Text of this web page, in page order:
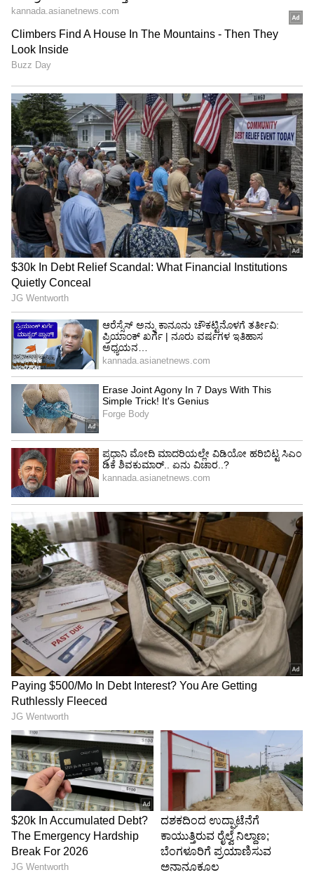
ಫುಟ್ಬಾಲ್‌: ವಿಯೆಟ್ನಾಂ, ಲೆಬನಾನ್‌ ವಿರುದ್ಧ ಸರಣಿ
ಆಡಿಲಿರುವ ಭಾರತ ತಂಡ
ನವದೆಹಲಿ: ಭಾರತದ ಪುರುಷರ ಫುಟ್ಬಾಲ್‌ ತಂಡ
ಅಕ್ಟೋಬರ್‌ನಲ್ಲಿ ವಿಯೆಟ್ನಾಂ ಹಾಗೂ ಲೆಬನಾನ್‌ ವಿರುದ್ಧ
ತ್ರಿಕೋನ ಸರಣಿಯಲ್ಲಿ ಆಡಲಿದೆ ಎಂದು ಭಾರತೀಯ
ಫುಟ್ಬಾಲ್‌ ಸಂಸ್ಥೆ(ಎಐಎಫ್‌ಎಫ್‌) ತಿಳಿಸಿದೆ. ಫಿಫಾ
ರ್‍ಯಾಂಕಿಂಗ್‌ನಲ್ಲಿ ಸದ್ಯ 124ನೇ ಸ್ಥಾನದಲ್ಲಿರುವ ಭಾರತ
ಅ.9ರಂದು ವಿಯೆಟ್ನಾಂ ವಿರುದ್ಧ ಸೆಣಸಲಿದ್ದು, ಬಳಿಕ
ಅ.12ರಂದು ಲೆಬನಾನ್‌ ವಿರುದ್ಧ ಆಡಲಿದೆ. ವಿಯೆಟ್ನಾಂ 116,
ಲೆಬನಾನ್‌ 117ನೇ ಸ್ಥಾನಗಳಲ್ಲಿವೆ. ಇತ್ತೀಚೆಗಷ್ಟೇ ಕೋಚ್‌
ಇಗೊರ್‌ ಸ್ಟಿಮಾಕ್‌ರನ್ನು ಎಐಎಫ್‌ಎಫ್‌ ವಜಾಗೊಳಿಸಿದ್ದು,
ಹೊಸ ಕೋಚ್‌ ಇನ್ನಷ್ಟೇ ನೇಮಕಗೊಳ್ಳಬೇಕಿದೆ.
Shetty speech | Suvarna News
ಶೇ.50 ರಿಂದ ಶೇ.18 ಕ್ಕೆ TAX ಇಳಿಕೆ: ಮೋದಿ-
Trade Deal | Party Rounds